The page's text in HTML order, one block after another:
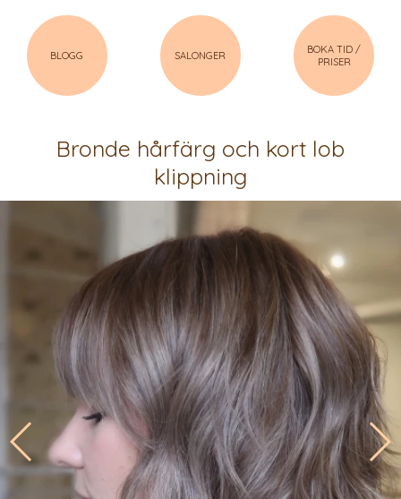
BLOGG SALONGER
BOKA TID /
PRISER
Bronde hårfärg och kort lob
klippning